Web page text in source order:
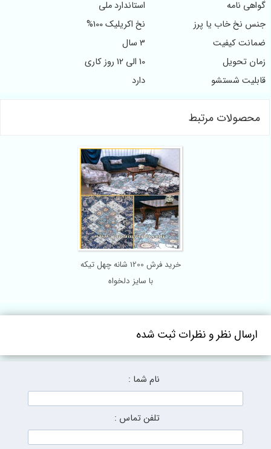
گواهی نامه
استاندارد ملی
جنس نخ خاب یا پرز
نخ اکریلیک 100%
ضمانت کیفیت
3 سال
زمان تحویل
10 الی 12 روز کاری
قابلیت شستشو
دارد
محصولات مرتبط
خرید فرش 1200 شانه چهل تیکه
با سایز دلخواه
ارسال نظر و نظرات ثبت شده
نام شما :
تلفن تماس :